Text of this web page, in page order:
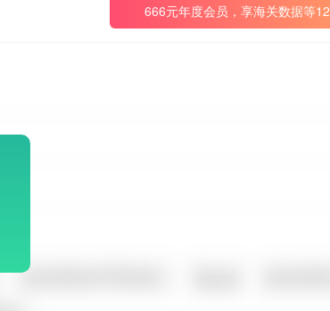
666元年度会员，享海关数据等